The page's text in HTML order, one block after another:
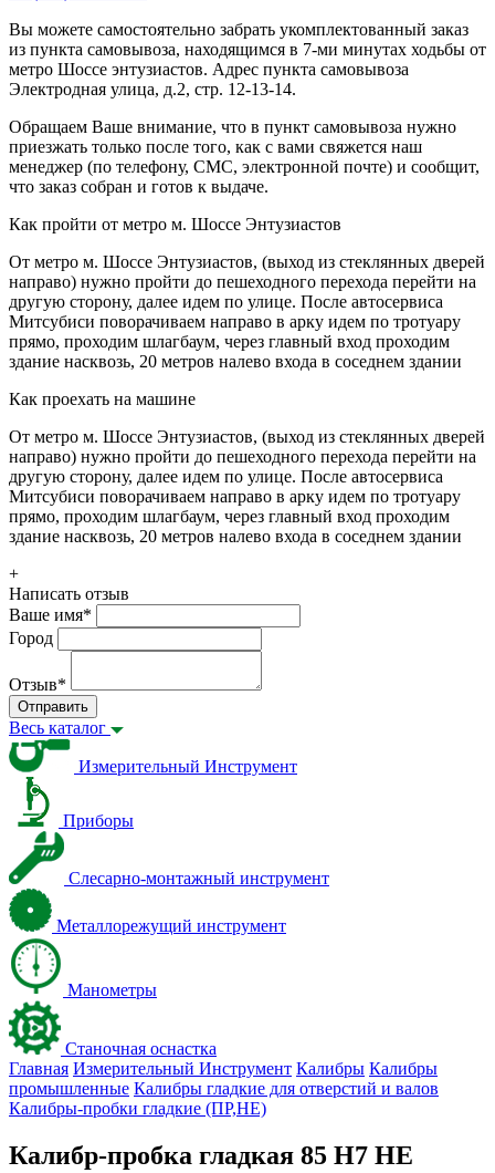
Вы можете самостоятельно забрать укомплектованный заказ
из пункта самовывоза, находящимся в 7-ми минутах ходьбы от
метро Шоссе энтузиастов. Адрес пункта самовывоза
Электродная улица, д.2, стр. 12-13-14.
Обращаем Ваше внимание, что в пункт самовывоза нужно
приезжать только после того, как с вами свяжется наш
менеджер (по телефону, СМС, электронной почте) и сообщит,
что заказ собран и готов к выдаче.
Как пройти от метро м. Шоссе Энтузиастов
От метро м. Шоссе Энтузиастов, (выход из стеклянных дверей
направо) нужно пройти до пешеходного перехода перейти на
другую сторону, далее идем по улице. После автосервиса
Митсубиси поворачиваем направо в арку идем по тротуару
прямо, проходим шлагбаум, через главный вход проходим
здание насквозь, 20 метров налево входа в соседнем здании
Как проехать на машине
От метро м. Шоссе Энтузиастов, (выход из стеклянных дверей
направо) нужно пройти до пешеходного перехода перейти на
другую сторону, далее идем по улице. После автосервиса
Митсубиси поворачиваем направо в арку идем по тротуару
прямо, проходим шлагбаум, через главный вход проходим
здание насквозь, 20 метров налево входа в соседнем здании
+
Написать отзыв
Ваше имя*
Город
Отзыв*
Отправить
Весь каталог
Измерительный Инструмент
Приборы
Слесарно-монтажный инструмент
Металлорежущий инструмент
Манометры
Станочная оснастка
Главная Измерительный Инструмент Калибры Калибры
промышленные Калибры гладкие для отверстий и валов
Калибры-пробки гладкие (ПР,НЕ)
Калибр-пробка гладкая 85 Н7 НЕ